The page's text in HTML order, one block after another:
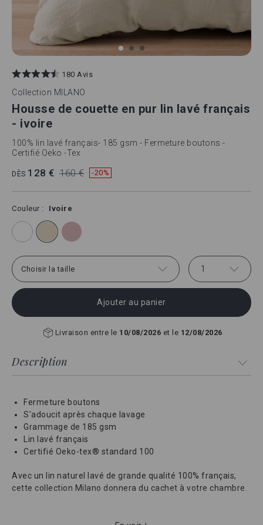
180 Avis
Collection MILANO
Housse de couette en pur lin lavé français
- ivoire
100% lin lavé français- 185 gsm - Fermeture boutons -
Certifié Oeko -Tex
DÈS 128 € 160 € -20%
Couleur Ivoire
Choisir la taille 1
Ajouter au panier
Livraison entre le 10/08/2026 et le 12/08/2026
Description
Fermeture boutons
S'adoucit après chaque lavage
Grammage de 185 gsm
Lin lavé français
Certifié Oeko-tex® standard 100
Avec un lin naturel lavé de grande qualité 100% français,
cette collection Milano donnera du cachet à votre chambre.
to
the
beginning
the
images
gallery